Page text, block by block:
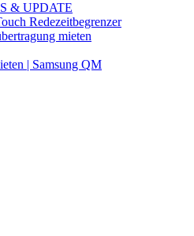
& UPDATE
Redezeitbegrenzer
mieten
| Samsung QM